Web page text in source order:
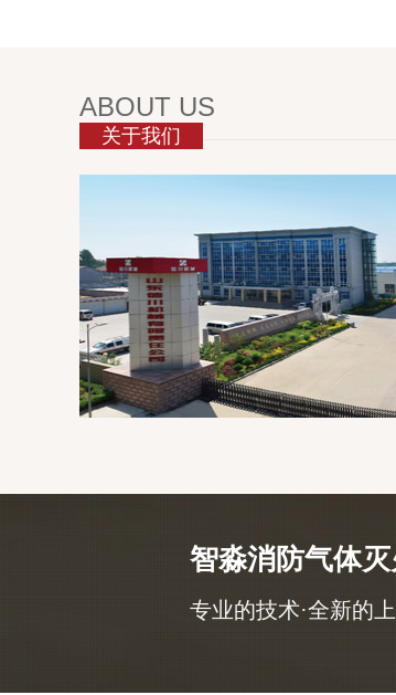
ABOUT US
关于我们
智淼消防气体
专业的技术·全新的